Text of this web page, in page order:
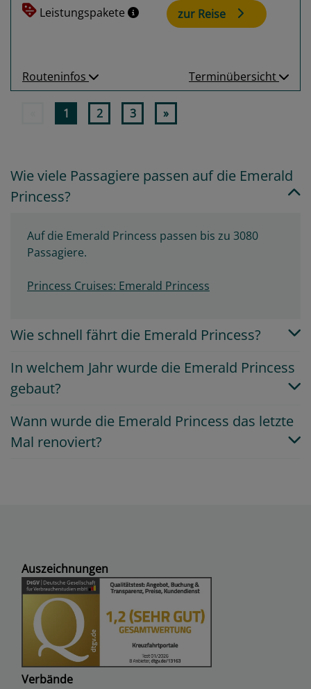
Leistungspakete
zur Reise
Routeninfos Terminübersicht
1 2 3 »
Wie viele Passagiere passen auf die Emerald
Princess?
Auf die Emerald Princess passen bis zu 3080
Passagiere.
Princess Cruises: Emerald Princess
Wie schnell fährt die Emerald Princess?
In welchem Jahr wurde die Emerald Princess
gebaut?
Wann wurde die Emerald Princess das letzte
Mal renoviert?
Auszeichnungen
Verbände